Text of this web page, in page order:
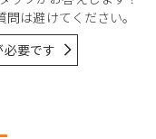
は避けてください。
要です